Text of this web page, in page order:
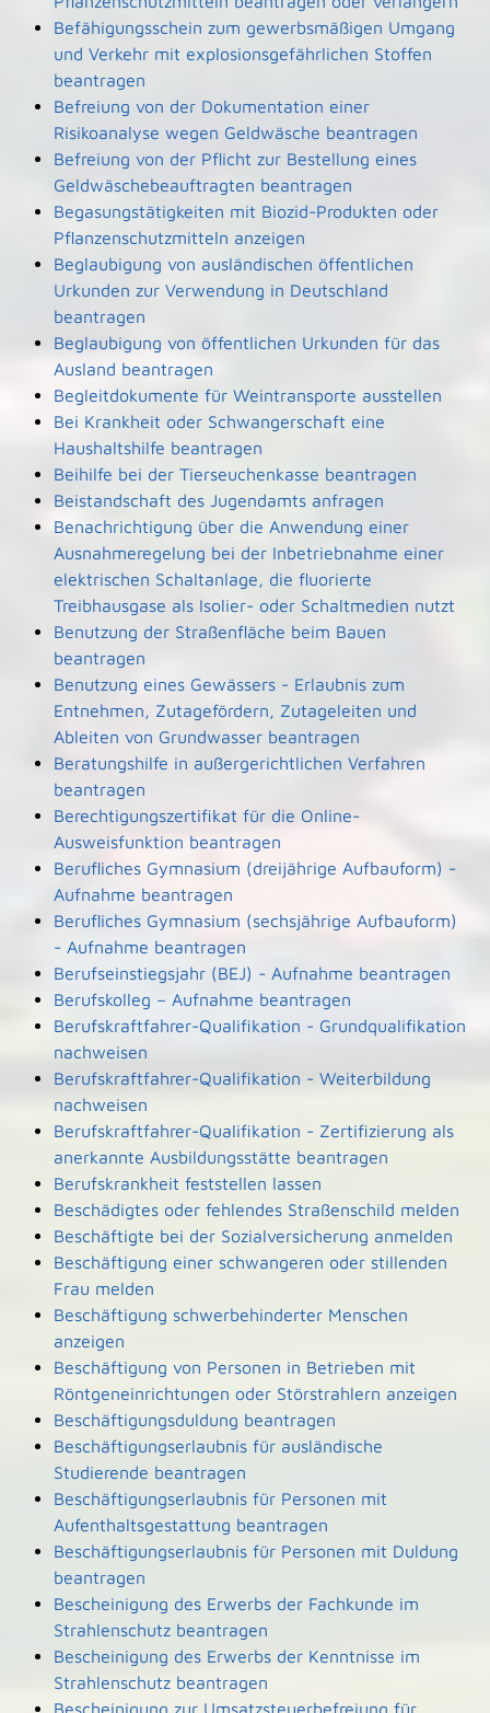
Befähigungsschein zum gewerbsmäßigen Umgang
und Verkehr mit explosionsgefährlichen Stoffen
beantragen
Befreiung von der Dokumentation einer
Risikoanalyse wegen Geldwäsche beantragen
Befreiung von der Pflicht zur Bestellung eines
Geldwäschebeauftragten beantragen
Begasungstätigkeiten mit Biozid-Produkten oder
Pflanzenschutzmitteln anzeigen
Beglaubigung von ausländischen öffentlichen
Urkunden zur Verwendung in Deutschland
beantragen
Beglaubigung von öffentlichen Urkunden für das
Ausland beantragen
Begleitdokumente für Weintransporte ausstellen
Bei Krankheit oder Schwangerschaft eine
Haushaltshilfe beantragen
Beihilfe bei der Tierseuchenkasse beantragen
Beistandschaft des Jugendamts anfragen
Benachrichtigung über die Anwendung einer
Ausnahmeregelung bei der Inbetriebnahme einer
elektrischen Schaltanlage, die fluorierte
Treibhausgase als Isolier- oder Schaltmedien nutzt
Benutzung der Straßenfläche beim Bauen
beantragen
Benutzung eines Gewässers - Erlaubnis zum
Entnehmen, Zutagefördern, Zutageleiten und
Ableiten von Grundwasser beantragen
Beratungshilfe in außergerichtlichen Verfahren
beantragen
Berechtigungszertifikat für die Online-
Ausweisfunktion beantragen
Berufliches Gymnasium (dreijährige Aufbauform) -
Aufnahme beantragen
Berufliches Gymnasium (sechsjährige Aufbauform)
- Aufnahme beantragen
Berufseinstiegsjahr (BEJ) - Aufnahme beantragen
Berufskolleg – Aufnahme beantragen
Berufskraftfahrer-Qualifikation - Grundqualifikation
nachweisen
Berufskraftfahrer-Qualifikation - Weiterbildung
nachweisen
Berufskraftfahrer-Qualifikation - Zertifizierung als
anerkannte Ausbildungsstätte beantragen
Berufskrankheit feststellen lassen
Beschädigtes oder fehlendes Straßenschild melden
Beschäftigte bei der Sozialversicherung anmelden
Beschäftigung einer schwangeren oder stillenden
Frau melden
Beschäftigung schwerbehinderter Menschen
anzeigen
Beschäftigung von Personen in Betrieben mit
Röntgeneinrichtungen oder Störstrahlern anzeigen
Beschäftigungsduldung beantragen
Beschäftigungserlaubnis für ausländische
Studierende beantragen
Beschäftigungserlaubnis für Personen mit
Aufenthaltsgestattung beantragen
Beschäftigungserlaubnis für Personen mit Duldung
beantragen
Bescheinigung des Erwerbs der Fachkunde im
Strahlenschutz beantragen
Bescheinigung des Erwerbs der Kenntnisse im
Strahlenschutz beantragen
Bescheinigung zur Umsatzsteuerbefreiung für